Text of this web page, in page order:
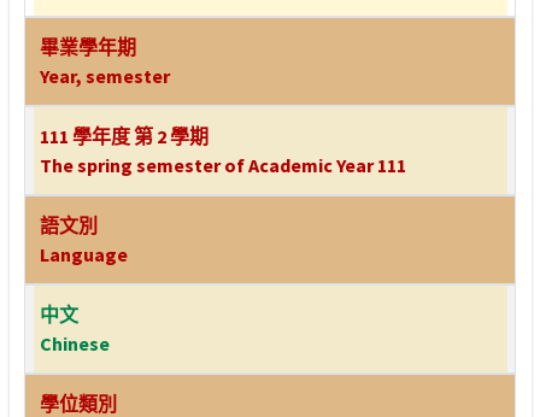
畢業學年期
Year, semester
111 學年度 第 2 學期
The spring semester of Academic Year 111
語文別
Language
中文
Chinese
學位類別